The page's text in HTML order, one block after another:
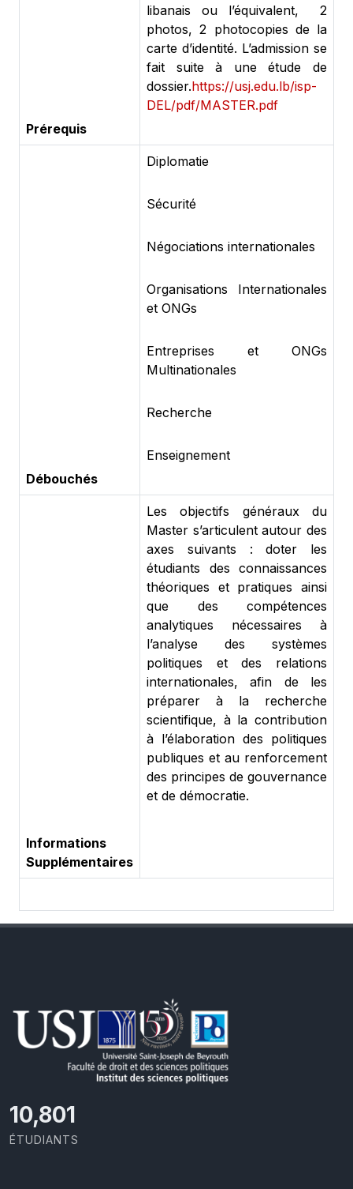
Prérequis
libanais ou l’équivalent, 2
photos, 2 photocopies de la
carte d’identité. L’admission se
fait suite à une étude de
dossier.https://usj.edu.lb/isp-
DEL/pdf/MASTER.pdf
Débouchés
Diplomatie
Sécurité
Négociations internationales
Organisations Internationales
et ONGs
Entreprises et ONGs
Multinationales
Recherche
Enseignement
Informations
Supplémentaires
Les objectifs généraux du
Master s’articulent autour des
axes suivants : doter les
étudiants des connaissances
théoriques et pratiques ainsi
que des compétences
analytiques nécessaires à
l’analyse des systèmes
politiques et des relations
internationales, afin de les
préparer à la recherche
scientifique, à la contribution
à l’élaboration des politiques
publiques et au renforcement
des principes de gouvernance
et de démocratie.
11,727
ÉTUDIANTS